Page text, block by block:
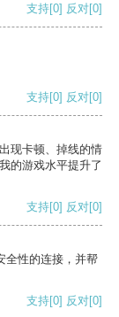
支持[0] 反对[0]
支持[0] 反对[0]
现卡顿、掉线的情
的游戏水平提升了
支持[0] 反对[0]
全性的连接，并帮
支持[0] 反对[0]